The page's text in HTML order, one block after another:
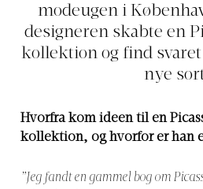
modeugen i
designeren skabte en
kollektion og find
nye
Hvorfra kom ideen til en
kollektion, og hvorfor er han
”Jeg fandt en gammel bog om